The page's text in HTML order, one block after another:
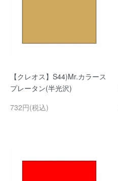
【クレオス】S44)Mr.カラース
プレータン(半光沢)
732円(税込)